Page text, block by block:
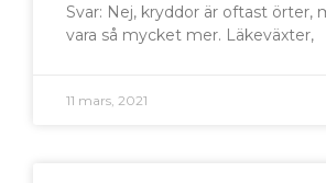
Svar: Nej, kryddor är oftast örter,
vara så mycket mer. Läkeväxter,
11 mars, 2021